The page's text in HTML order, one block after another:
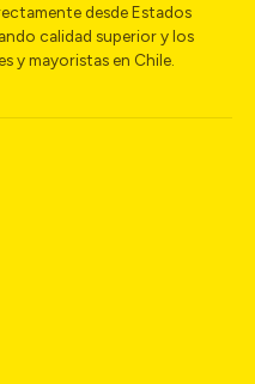
desde Estados
calidad superior y los
y mayoristas en Chile.